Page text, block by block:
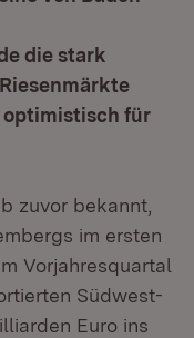
die stark
optimistisch für
zuvor bekannt,
im ersten
Vorjahresquartal
Südwest-
Euro ins